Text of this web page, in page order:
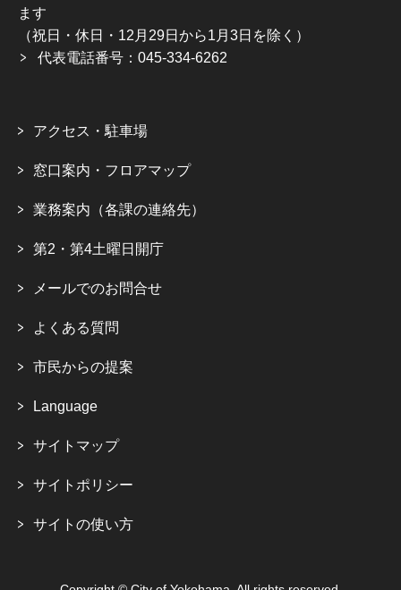
ます
（祝日・休日・12月29日から1月3日を除く）
代表電話番号：045-334-6262
アクセス・駐車場
窓口案内・フロアマップ
業務案内（各課の連絡先）
第2・第4土曜日開庁
メールでのお問合せ
よくある質問
市民からの提案
Language
サイトマップ
サイトポリシー
サイトの使い方